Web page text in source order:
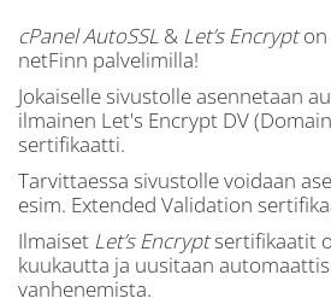
cPanel AutoSSL & Let’s Encrypton
netFinn palvelimilla!
Jokaiselle sivustolle asennetaan
ilmainen Let's Encrypt DV
sertifikaatti.
Tarvittaessa sivustolle voidaan
esim. Extended Validation
Ilmaiset Let’s Encryptsertifikaatit
kuukautta ja uusitaan
vanhenemista.